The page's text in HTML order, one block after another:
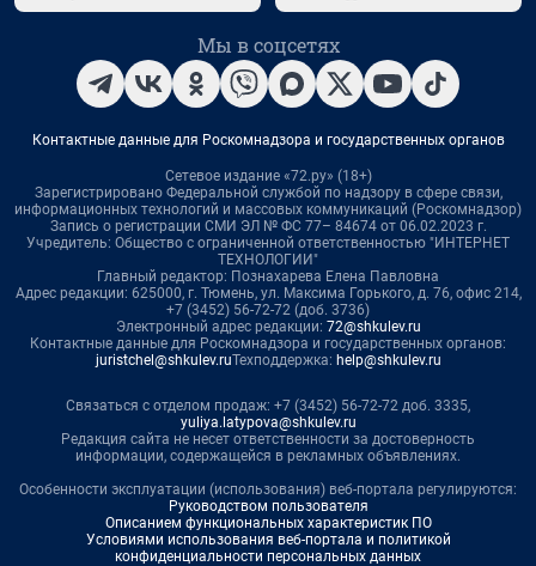
Мы в соцсетях
Контактные данные для Роскомнадзора и государственных органов
Сетевое издание «72.ру» (18+)
Зарегистрировано Федеральной службой по надзору в сфере связи,
информационных технологий и массовых коммуникаций (Роскомнадзор)
Запись о регистрации СМИ ЭЛ № ФС 77– 84674 от 06.02.2023 г.
Учредитель: Общество с ограниченной ответственностью "ИНТЕРНЕТ
ТЕХНОЛОГИИ"
Главный редактор: Познахарева Елена Павловна
Адрес редакции: 625000, г. Тюмень, ул. Максима Горького, д. 76, офис 214,
+7 (3452) 56-72-72 (доб. 3736)
Электронный адрес редакции: 72@shkulev.ru
Контактные данные для Роскомнадзора и государственных органов:
juristchel@shkulev.ruТехподдержка: help@shkulev.ru
Связаться с отделом продаж: +7 (3452) 56-72-72 доб. 3335,
yuliya.latypova@shkulev.ru
Редакция сайта не несет ответственности за достоверность
информации, содержащейся в рекламных объявлениях.
Особенности эксплуатации (использования) веб-портала регулируются:
Руководством пользователя
Описанием функциональных характеристик ПО
Условиями использования веб-портала и политикой
конфиденциальности персональных данных